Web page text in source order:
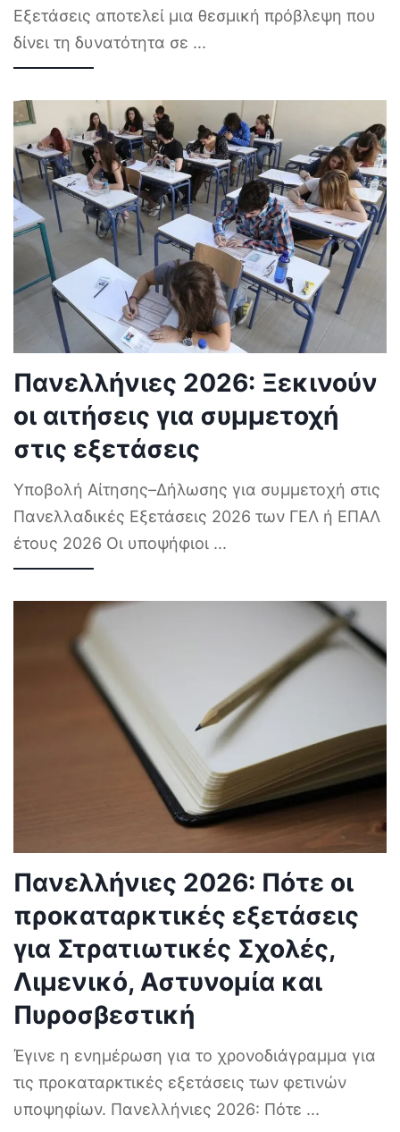
Εξετάσεις αποτελεί μια θεσμική πρόβλεψη που
δίνει τη δυνατότητα σε ...
Πανελλήνιες 2026: Ξεκινούν
οι αιτήσεις για συμμετοχή
στις εξετάσεις
Υποβολή Αίτησης–Δήλωσης για συμμετοχή στις
Πανελλαδικές Εξετάσεις 2026 των ΓΕΛ ή ΕΠΑΛ
έτους 2026 Οι υποψήφιοι ...
Πανελλήνιες 2026: Πότε οι
προκαταρκτικές εξετάσεις
για Στρατιωτικές Σχολές,
Λιμενικό, Αστυνομία και
Πυροσβεστική
Έγινε η ενημέρωση για το χρονοδιάγραμμα για
τις προκαταρκτικές εξετάσεις των φετινών
υποψηφίων. Πανελλήνιες 2026: Πότε ...